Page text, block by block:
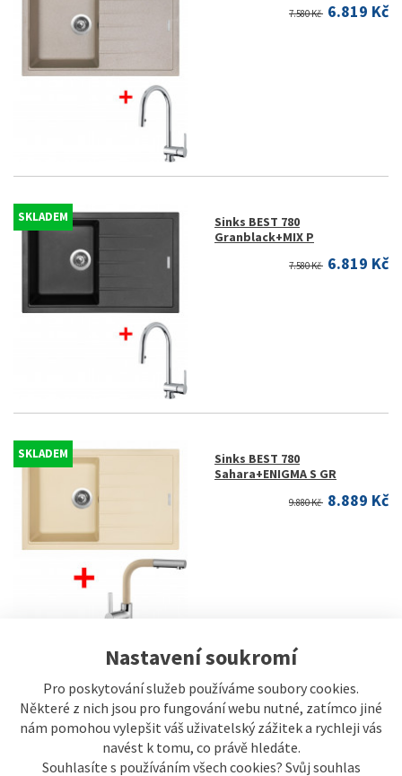
Nastavení soukromí
Pro poskytování služeb používáme soubory cookies.
Některé z nich jsou pro fungování webu nutné, zatímco jiné
nám pomohou vylepšit váš uživatelský zážitek a rychleji vás
navést k tomu, co právě hledáte.
Souhlasíte s používáním všech cookies? Svůj souhlas
7.580 Kč 6.819 Kč
SKLADEM
Sinks BEST 780
Granblack+MIX P
7.580 Kč 6.819 Kč
SKLADEM
Sinks BEST 780
Sahara+ENIGMA S GR
9.880 Kč 8.889 Kč
SKLADEM
Sinks BEST 780
Granblack+ENIGMA S GR
9.880 Kč 8.889 Kč